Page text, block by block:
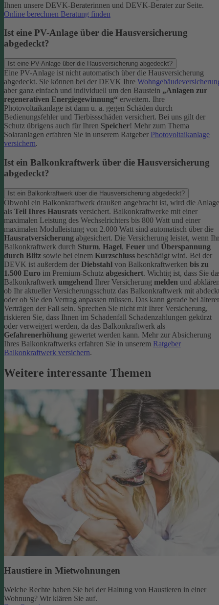
Ihnen unsere DEVK-Beraterinnen und DEVK-Berater zur Seite.
Online berechnen Beratung finden
Ist eine PV-Anlage über die Hausversicherung
abgedeckt?
Ist eine PV-Anlage über die Hausversicherung abgedeckt?
Eine PV-Anlage ist nicht automatisch über die Hausversicherung
abgedeckt. Sie können bei der DEVK Ihre
aber ganz einfach und individuell um den Baustein „Anlagen zur
regenerativen Energiegewinnung“ erweitern. Ihre
Photovoltaikanlage ist dann u. a. gegen Schäden durch
Bedienungsfehler und Tierbissschäden versichert. Bei uns gilt der
Schutz übrigens auch für Ihren Speicher! Mehr zum Thema
Solaranlagen erfahren Sie in unserem Ratgeber Photovoltaikanlage
versichern.
Ist ein Balkonkraftwerk über die Hausversicherung
abgedeckt?
Ist ein Balkonkraftwerk über die Hausversicherung abgedeckt?
Obwohl ein Balkonkraftwerk draußen angebracht ist, wird die Anlage
als Teil Ihres Hausrats versichert. Balkonkraftwerke mit einer
maximalen Leistung des Wechselrichters bis 800 Watt und einer
maximalen Modulleistung von 2.000 Watt sind automatisch über die
Hausratversicherung abgesichert. Die Versicherung leistet, wenn Ihr
Balkonkraftwerk durch Sturm, Hagel, Feuer und Überspannung
durch Blitz sowie bei einem Kurzschluss beschädigt wird. Bei der
DEVK ist außerdem der Diebstahl von Balkonkraftwerken bis zu
1.500 Euro im Premium-Schutz abgesichert. Wichtig ist, dass Sie
Balkonkraftwerk umgehend Ihrer Versicherung melden und
ob Ihr aktueller Versicherungsschutz das Balkonkraftwerk mit
oder ob Sie den Vertrag anpassen müssen. Das kann gerade bei
Verträgen der Fall sein. Sprechen Sie nicht mit Ihrer Versicherung,
riskieren Sie, dass Ihnen im Schadenfall Schadenzahlungen gekürzt
oder verweigert werden, da das Balkonkraftwerk als
Gefahrenerhöhung gewertet werden kann. Mehr zur Absicherung
Ihres Balkonkraftwerks erfahren Sie in unserem Ratgeber
Balkonkraftwerk versichern.
Weitere interessante Themen
Haustiere in Mietwohnungen
Welche Rechte haben Sie bei der Haltung von Haustieren in einer
Wohnung? Wir klären Sie auf.